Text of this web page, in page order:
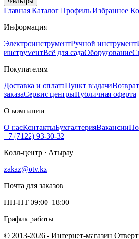
Главная Каталог Профиль Избранное
Информация
ЭлектроинструментРучной инструмент
инструментВсё для садаОборудование
Покупателям
Доставка и оплатаПункт выдачи
заказаСервис центрыПубличная оферта
О компании
О насКонтактыБухгалтерияВакансии
+7 (7122) 93-30-32
Колл-центр · Атырау
zakaz@otv.kz
Почта для заказов
ПН-ПТ 09:00–18:00
График работы
© 2013-2026 - Интернет-магазин